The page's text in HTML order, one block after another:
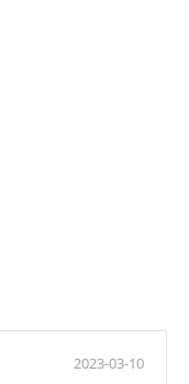
2023-03-10